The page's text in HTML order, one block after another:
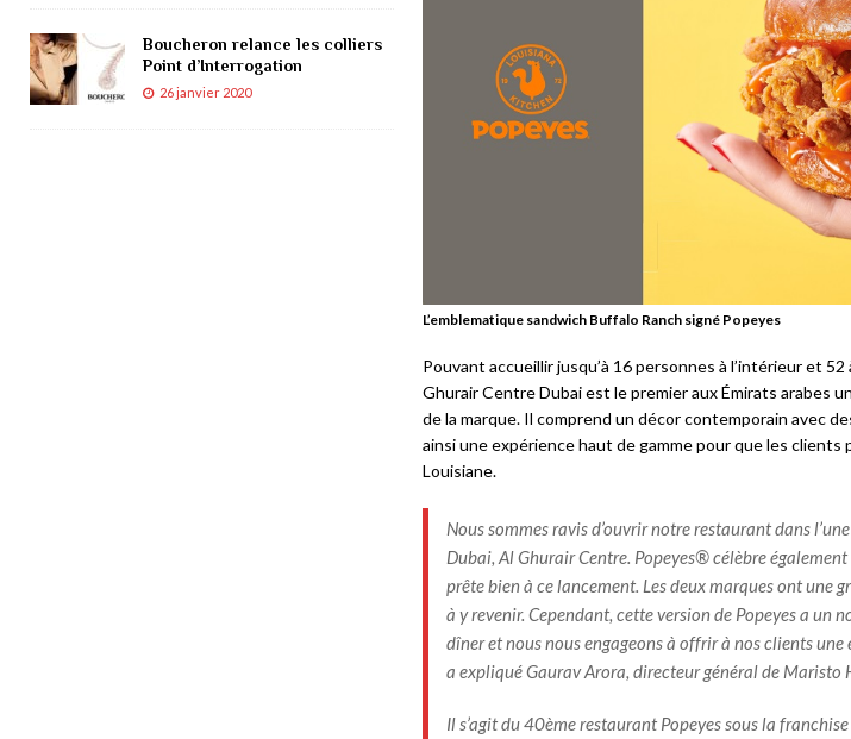
L’emblematique sandwich Buffalo Ranch signé Popeyes
Pouvant accueillir jusqu’à 16 personnes à l’intérieur et
Ghurair Centre Dubai est le premier aux Émirats arabes
de la marque. Il comprend un décor contemporain avec
ainsi une expérience haut de gamme pour que les clients
Louisiane.
Nous sommes ravis d’ouvrir notre restaurant dans
Dubai, Al Ghurair Centre. Popeyes® célèbre
prête bien à ce lancement. Les deux marques ont une
à y revenir. Cependant, cette version de Popeyes a un
dîner et nous nous engageons à offrir à nos clients
a expliqué Gaurav Arora, directeur général de Maristo
Il s’agit du 40ème restaurant Popeyes sous la
Boucheron relance les colliers
Point d’Interrogation
26 janvier 2020